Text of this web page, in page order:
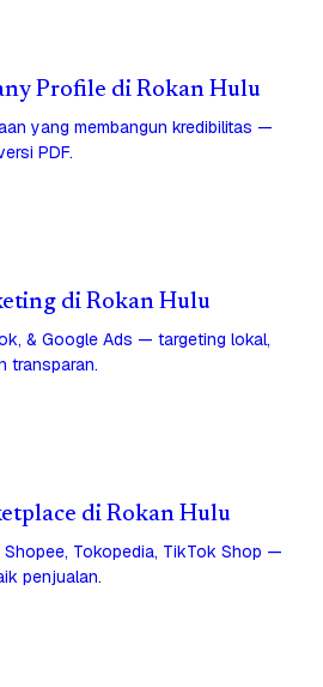
Profile di Rokan Hulu
yang membangun kredibilitas —
PDF.
di Rokan Hulu
& Google Ads — targeting lokal,
transparan.
di Rokan Hulu
Tokopedia, TikTok Shop —
penjualan.